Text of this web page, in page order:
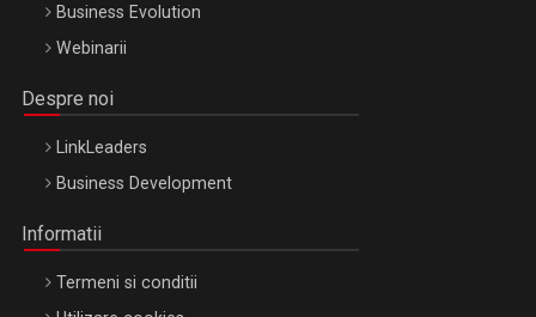
Business Evolution
Webinarii
Despre noi
LinkLeaders
Business Development
Informatii
Termeni si conditii